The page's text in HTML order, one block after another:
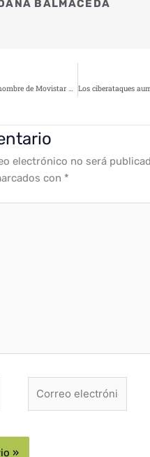
BALMACEDA
Nueva ola de phishing usa el nombre de Movistar para propagar troyanos
electrónico no será
con *
electrónico*